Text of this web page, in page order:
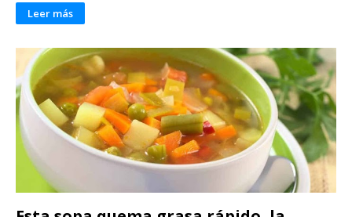
Leer más